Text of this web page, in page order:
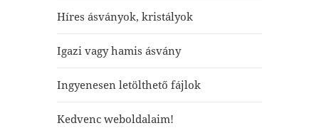
Híres ásványok, kristályok
Igazi vagy hamis ásvány
Ingyenesen letölthető fájlok
Kedvenc weboldalaim!